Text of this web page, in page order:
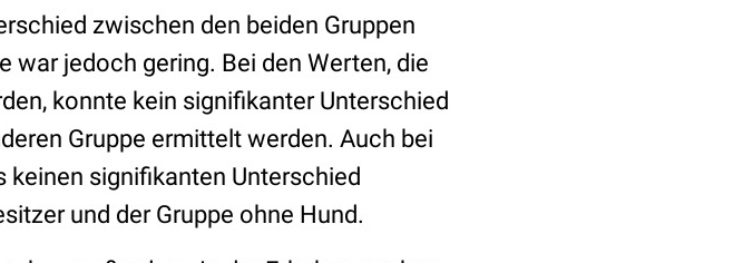
zwischen den beiden Gruppen
jedoch gering. Bei den Werten, die
konnte kein signifikanter Unterschied
Gruppe ermittelt werden. Auch bei
keinen signifikanten Unterschied
und der Gruppe ohne Hund.